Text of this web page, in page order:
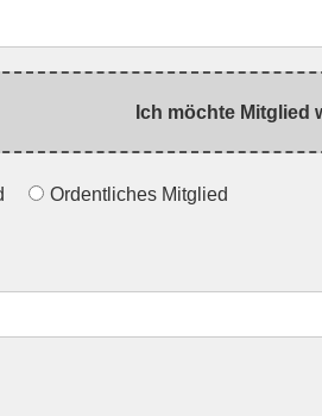
Ich möchte Mitglied
Ordentliches Mitglied